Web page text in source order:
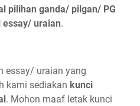
pilihan ganda/ pilgan/ PG
essay/ uraian.
essay/ uraian yang
kami sediakan kunci
. Mohon maaf letak kunci